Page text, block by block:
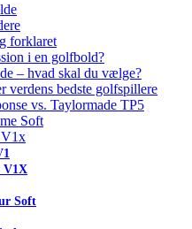
forklaret
i en golfbold?
– hvad skal du vælge?
bedste golfspillere
vs. Taylormade TP5
Soft
V1x
V1X
Soft